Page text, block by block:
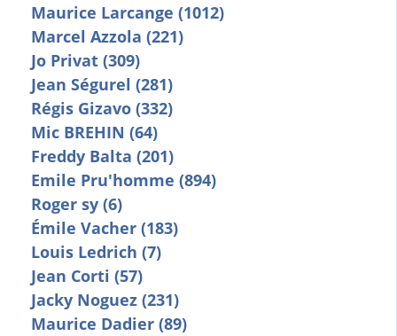
Maurice Larcange (1012)
Marcel Azzola (221)
Jo Privat (309)
Jean Ségurel (281)
Régis Gizavo (332)
Mic BREHIN (64)
Freddy Balta (201)
Emile Pru'homme (894)
Roger sy (6)
Émile Vacher (183)
Louis Ledrich (7)
Jean Corti (57)
Jacky Noguez (231)
Maurice Dadier (89)